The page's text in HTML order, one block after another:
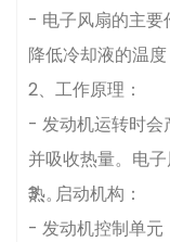
- 电子风扇的主要
降低冷却液的温度
2、工作原理：
- 发动机运转时会
并吸收热量。电
热。
3、启动机构：
- 发动机控制单元